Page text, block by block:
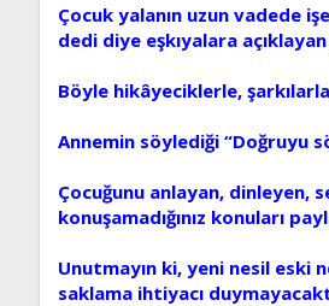
Çocuk yalanın uzun vadede
dedi diye eşkıyalara
Böyle hikâyeciklerle,
Annemin söylediği “Doğruyu
Çocuğunu anlayan, dinleyen,
konuşamadığınız konuları
Unutmayın ki, yeni nesil eski
saklama ihtiyacı